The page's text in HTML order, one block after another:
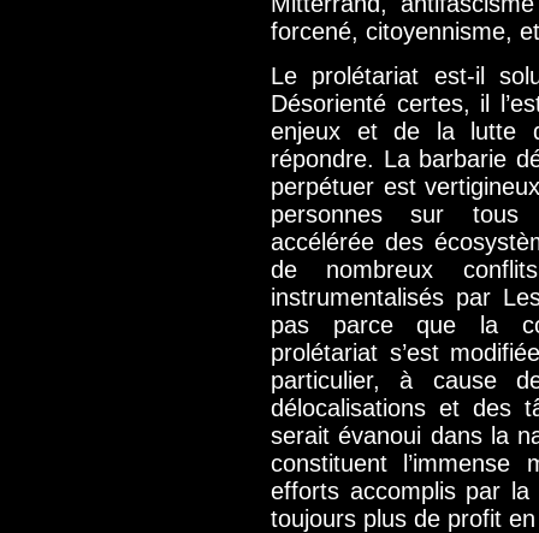
forcené, citoyennisme,
Le prolétariat est-il
Désorienté certes, il
enjeux et de la lutte
répondre. La barbarie
perpétuer est
personnes sur tous
accélérée des
de nombreux
instrumentalisés par
pas parce que la
prolétariat s’est
particulier, à cause
délocalisations et des
serait évanoui dans la
constituent
efforts accomplis par
toujours plus de profit